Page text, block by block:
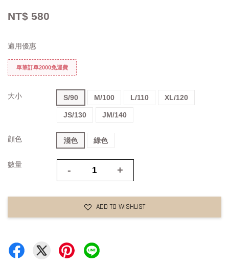
NT$ 580
適用優惠
單筆訂單2000免運費
大小 S/90 M/100 L/110 XL/120
JS/130 JM/140
顔色 淺色 綠色
數量 - +
ADD TO WISHLIST